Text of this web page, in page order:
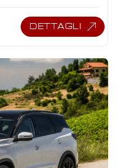
DETTAGLI